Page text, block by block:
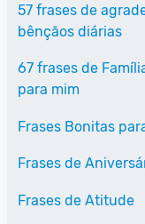
57 frases de
bênçãos diárias
67 frases de
para mim
Frases Bonitas
Frases de
Frases de Atitude